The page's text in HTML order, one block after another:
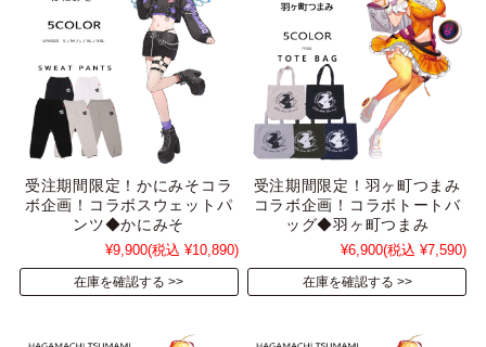
受注期間限定！かにみそコラ
ボ企画！コラボスウェットパ
ンツ◆かにみそ
¥9,900(税込 ¥10,890)
在庫を確認する
受注期間限定！羽ヶ町つまみ
コラボ企画！コラボトートバ
ッグ◆羽ヶ町つまみ
¥6,900(税込 ¥7,590)
在庫を確認する